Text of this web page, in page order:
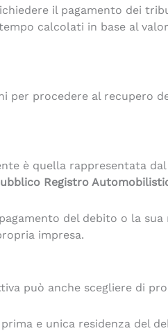
il pagamento dei
calcolati in base al
per procedere al
è quella rappresentata
Registro
del debito o la
impresa.
può anche scegliere di
e unica residenza del